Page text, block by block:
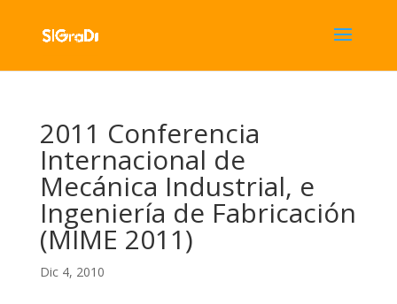
2011 Conferencia
Internacional de
Mecánica Industrial, e
Ingeniería de Fabricación
(MIME 2011)
Dic 4, 2010